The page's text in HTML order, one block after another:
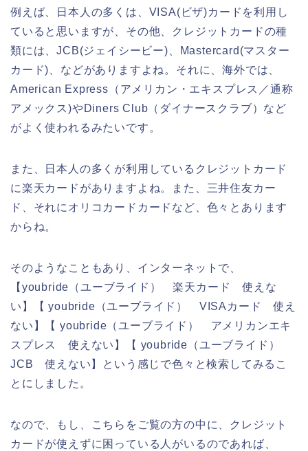
例えば、日本人の多くは、VISA(ビザ)カードを利用し
ていると思いますが、その他、クレジットカードの種
類には、JCB(ジェイシービー)、Mastercard(マスター
カード)、などがありますよね。それに、海外では、
American Express（アメリカン・エキスプレス／通称
アメックス)やDiners Club（ダイナースクラブ）など
がよく使われるみたいです。
また、日本人の多くが利用しているクレジットカード
に楽天カードがありますよね。また、三井住友カー
ド、それにオリコカードカードなど、色々とあります
からね。
そのようなこともあり、インターネットで、
【youbride（ユーブライド） 楽天カード 使えな
い】【 youbride（ユーブライド） VISAカード 使え
ない】【 youbride（ユーブライド） アメリカンエキ
スプレス 使えない】【 youbride（ユーブライド）
JCB 使えない】という感じで色々と検索してみるこ
とにしました。
なので、もし、こちらをご覧の方の中に、クレジット
カードが使えずに困っている人がいるのであれば、